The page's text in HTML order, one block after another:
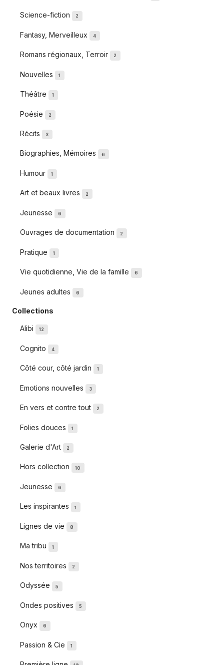
Science-fiction 2
Fantasy, Merveilleux 4
Romans régionaux, Terroir 2
Nouvelles 1
Théâtre 1
Poésie 2
Récits 3
Biographies, Mémoires 6
Humour 1
Art et beaux livres 2
Jeunesse 6
Ouvrages de documentation 2
Pratique 1
Vie quotidienne, Vie de la famille 6
Jeunes adultes 6
Collections
Alibi 12
Cognito 4
Côté cour, côté jardin 1
Emotions nouvelles 3
En vers et contre tout 2
Folies douces 1
Galerie d'Art 2
Hors collection 10
Jeunesse 6
Les inspirantes 1
Lignes de vie 8
Ma tribu 1
Nos territoires 2
Odyssée 5
Ondes positives 5
Onyx 6
Passion & Cie 1